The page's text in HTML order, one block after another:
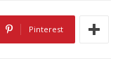
Pinterest